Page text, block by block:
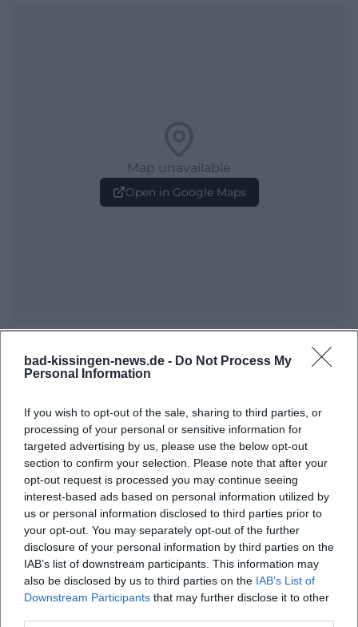
bad-kissingen-news.de - Do Not Process My
Personal Information
If you wish to opt-out of the sale, sharing to third parties, or
processing of your personal or sensitive information for
targeted advertising by us, please use the below opt-out
section to confirm your selection. Please note that after your
opt-out request is processed you may continue seeing
interest-based ads based on personal information utilized by
us or personal information disclosed to third parties prior to
your opt-out. You may separately opt-out of the further
disclosure of your personal information by third parties on the
IAB’s list of downstream participants. This information may
also be disclosed by us to third parties on the IAB’s List of
Downstream Participants that may further disclose it to other
Map unavailable
Open in Google Maps
Häufig gestellte Fragen
Wann beginnt die Franken Classic 2026?
Wo findet die Franken Classic 2026 statt?
Was kann man bei der Franken Classic erwarten?
Wie viel kostet der Eintritt zur Franken Classic
2026?